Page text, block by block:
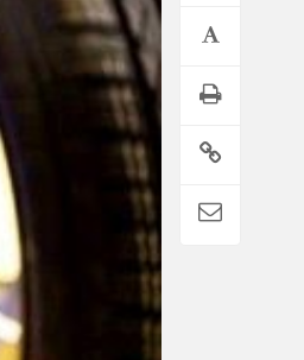
تمدید خودکار بیمه سلامت